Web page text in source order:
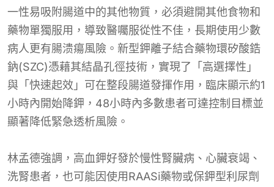
一性易吸附腸道中的其他物質，必須避開其他食物和
藥物單獨服用，導致醫囑服從性不佳，長期使用少數
病人更有腸溃瘍風險。新型鉀離子結合藥物環矽酸鋯
鈉(SZC)憑藉其結晶孔徑技術，實現了「高選擇性」
與「快速起效」可在整段腸道發揮作用，臨床顯示約1
小時內開始降鉀，48小時內多數患者可達控制目標並
顯著降低緊急透析風險。
林孟德強調，高血鉀好發於慢性腎臟病、心臟衰竭、
洗腎患者，也可能因使用RAASi藥物或保鉀型利尿劑